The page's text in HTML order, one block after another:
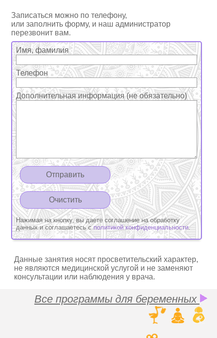
Записаться можно по телефону,
или заполнить форму, и наш администратор
перезвонит вам.
Имя, фамилия
Телефон
Дополнительная информация (не обязательно)
Нажимая на кнопку, вы даете соглашение на обработку
данных и соглашаетесь сполитикой конфиденциальности.
Данные занятия носят просветительский характер,
не являются медицинской услугой и не заменяют
консультации или наблюдения у врача.
Все программы для беременных